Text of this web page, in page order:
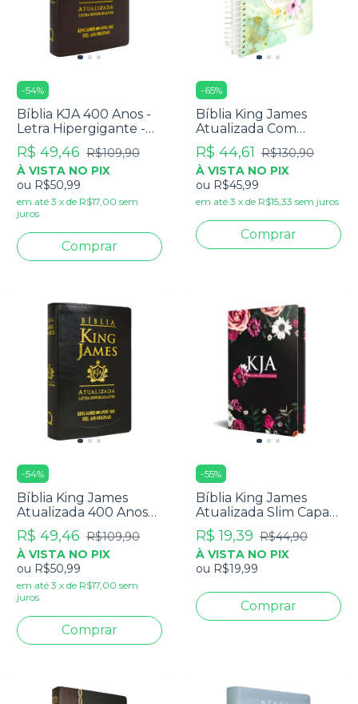
-54%
Bíblia KJA 400 Anos -
Letra Hipergigante -
Capa Luxo Marrom
R$ 49,46 R$109,90
À VISTA NO PIX
ou R$50,99
em até 3 x de R$17,00 sem
juros
-65%
Bíblia King James
Atualizada Com
Espaço Para
Anotações Blue Sky
R$ 44,61 R$130,90
À VISTA NO PIX
ou R$45,99
em até 3 x de R$15,33 sem juros
-54%
Bíblia King James
Atualizada 400 Anos
Letra Hipergigante -
Média Luxo Preta
R$ 49,46 R$109,90
À VISTA NO PIX
ou R$50,99
em até 3 x de R$17,00 sem
juros
-55%
Bíblia King James
Atualizada Slim Capa
Dura Floral Pink
R$ 19,39 R$44,90
À VISTA NO PIX
ou R$19,99